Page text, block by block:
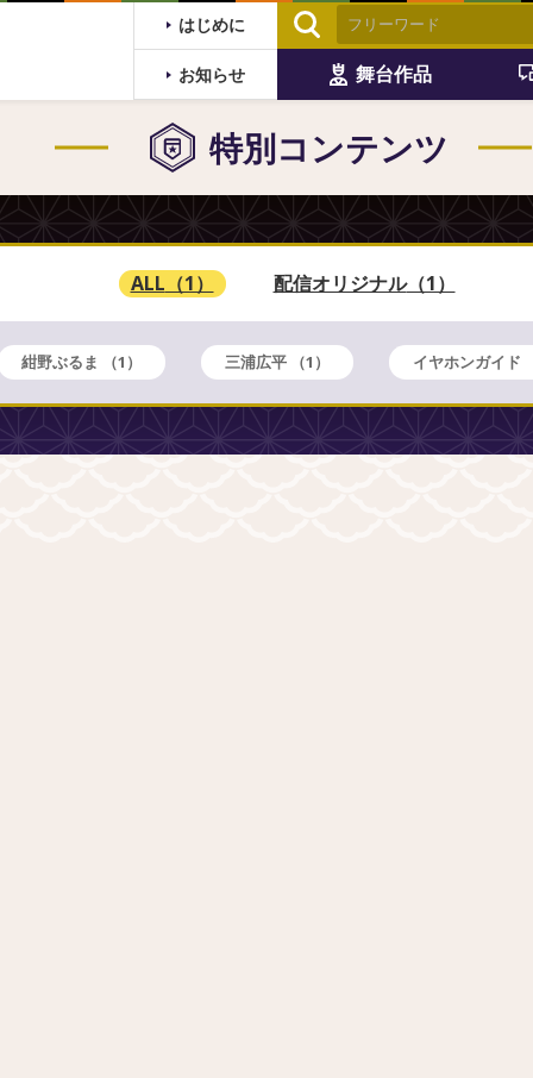
はじめに
お知らせ 舞台作品
特別コンテンツ
ALL （1） 配信オリジナル（1）
紺野ぶるま （1） 三浦広平 （1） イヤホンガイド